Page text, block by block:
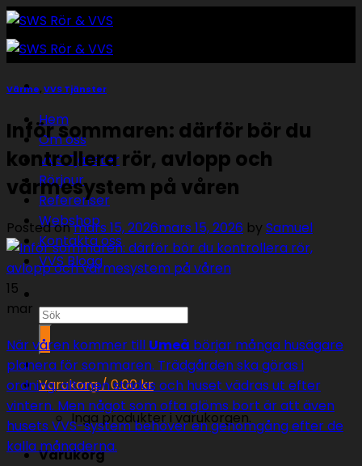
Skip
to
content
Hem
Om oss
VVS Tjänster
Rörjour
Referenser
Webshop
Kontakta oss
VVS Blogg
Sök
Varukorg /0.00kr
Inga produkter i varukorgen.
Varukorg
Värme, VVS Tjänster
Inför sommaren: därför bör du
kontrollera rör, avlopp och
värmesystem på våren
Posted onmars 15, 2026mars 15, 2026 by Samuel
15
mar
När våren kommer till Umeå börjar många husägare
planera för sommaren. Trädgården ska göras i
ordning, altanen städas och huset vädras ut efter
vintern. Men något som ofta glöms bort är att även
husets VVS-system behöver en genomgång efter de
kalla månaderna.